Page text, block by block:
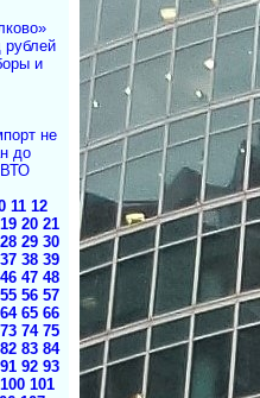
рублей
и
не
до
11 12
19 20 21
28 29 30
37 38 39
46 47 48
55 56 57
64 65 66
73 74 75
82 83 84
91 92 93
100 101